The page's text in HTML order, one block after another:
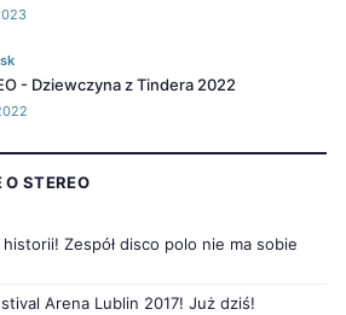
- Dziewczyna z Tindera 2022
STEREO
Zespół disco polo nie ma sobie
Arena Lublin 2017! Już dziś!